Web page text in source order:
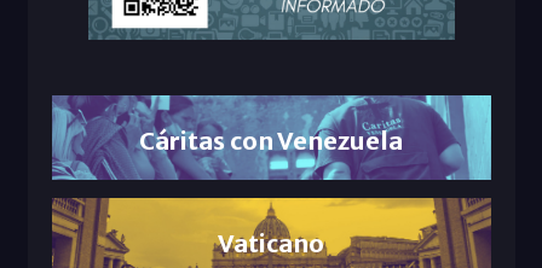
Cáritas con Venezuela
Vaticano